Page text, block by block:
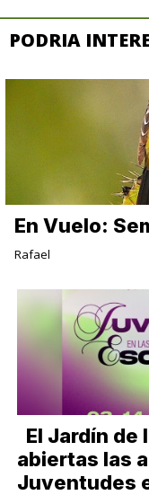
PODRIA
En Vuelo:
Rafael
El Jardín de
abiertas las
Juventudes